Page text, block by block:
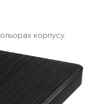
корпусу.